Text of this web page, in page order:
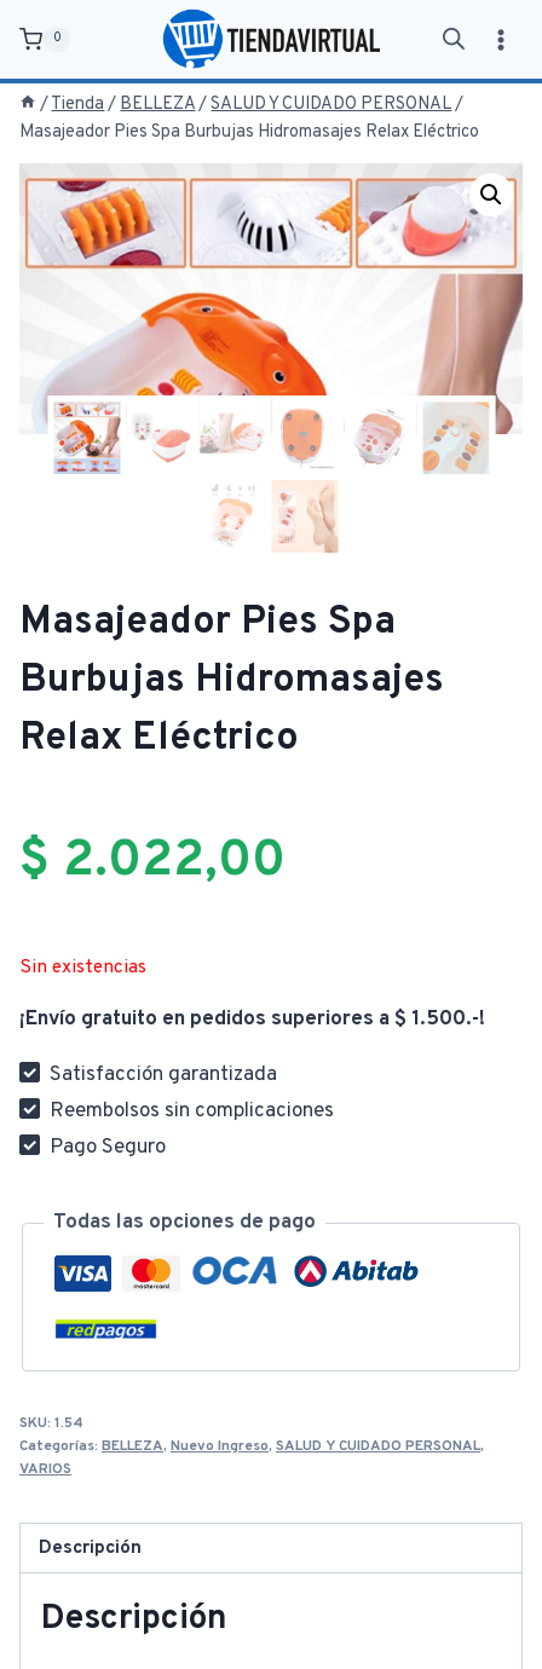
contenido
0
/Tienda / BELLEZA/SALUD Y CUIDADO PERSONAL/
Masajeador Pies Spa Burbujas Hidromasajes Relax Eléctrico
Masajeador Pies Spa
Burbujas Hidromasajes
Relax Eléctrico
$ 2.022,00
Sin existencias
¡Envío gratuito en pedidos superiores a $ 1.500.-!
Satisfacción garantizada
Reembolsos sin complicaciones
Pago Seguro
Todas las opciones de pago
SKU: 1.54
Categorías: BELLEZA, Nuevo Ingreso, SALUD Y CUIDADO PERSONAL,
VARIOS
Descripción
Descripción